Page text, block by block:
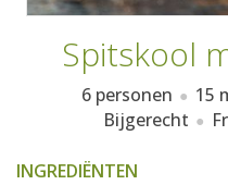
Spitskool
6 personen 15
Bijgerecht
INGREDIËNTEN